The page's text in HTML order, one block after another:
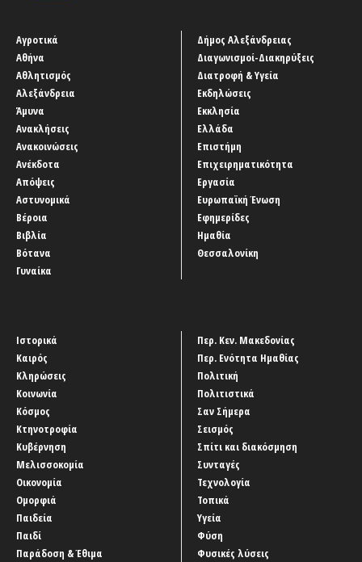
Αγροτικά
Αθήνα
Αθλητισμός
Αλεξάνδρεια
Άμυνα
Ανακλήσεις
Ανακοινώσεις
Ανέκδοτα
Απόψεις
Αστυνομικά
Βέροια
Βιβλία
Βότανα
Γυναίκα
Δήμος Αλεξάνδρειας
Διαγωνισμοί-Διακηρύξεις
Διατροφή & Υγεία
Εκδηλώσεις
Εκκλησία
Ελλάδα
Επιστήμη
Επιχειρηματικότητα
Εργασία
Ευρωπαϊκή Ένωση
Εφημερίδες
Ημαθία
Θεσσαλονίκη
Ιστορικά
Καιρός
Κληρώσεις
Κοινωνία
Κόσμος
Κτηνοτροφία
Κυβέρνηση
Μελισσοκομία
Οικονομία
Ομορφιά
Παιδεία
Παιδί
Παράδοση & Έθιμα
Περ. Κεν. Μακεδονίας
Περ. Ενότητα Ημαθίας
Πολιτική
Πολιτιστικά
Σαν Σήμερα
Σεισμός
Σπίτι και διακόσμηση
Συνταγές
Τεχνολογία
Τοπικά
Υγεία
Φύση
Φυσικές λύσεις